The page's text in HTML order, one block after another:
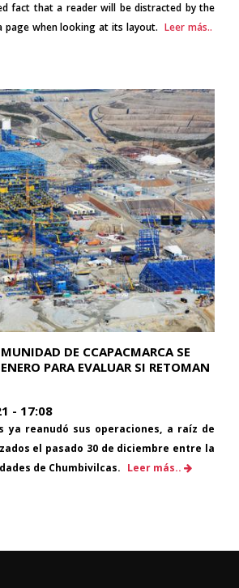
fact that a reader will be distracted by the
page when looking at its layout. Leer más..
DE CCAPACMARCA SE
PARA EVALUAR SI RETOMAN
- 17:08
ya reanudó sus operaciones, a raíz de
el pasado 30 de diciembre entre la
de Chumbivilcas. Leer más..